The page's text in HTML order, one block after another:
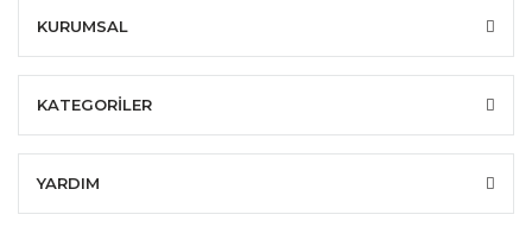
KURUMSAL
KATEGORİLER
YARDIM